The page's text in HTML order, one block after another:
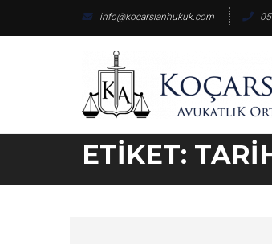
info@kocarslanhukuk.com
ETIKET: